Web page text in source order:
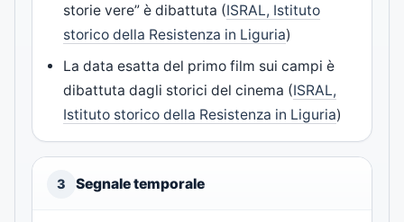
storie vere” è dibattuta (ISRAL, Istituto
storico della Resistenza in Liguria)
La data esatta del primo film sui campi è
dibattuta dagli storici del cinema (ISRAL,
Istituto storico della Resistenza in Liguria)
3 Segnale temporale